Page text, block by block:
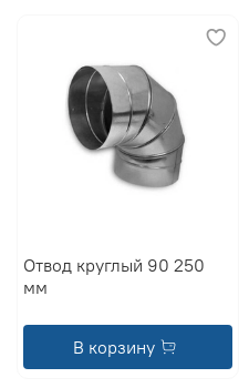
Отвод круглый 90 250
мм
В корзину